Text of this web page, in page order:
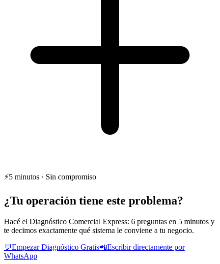
⚡5 minutos · Sin compromiso
¿Tu operación tiene este problema?
Hacé el Diagnóstico Comercial Express: 6 preguntas en 5 minutos y
te decimos exactamente qué sistema le conviene a tu negocio.
💬Empezar Diagnóstico Gratis📲Escribir directamente por
WhatsApp